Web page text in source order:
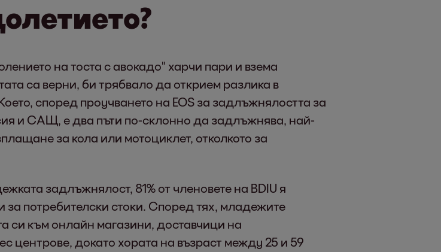
на тоста с авокадо" харчи пари и взема
са верни, би трябвало да открием разлика в
според проучването на EOS за задлъжнялостта за
и САЩ, е два пъти по-склонно да задлъжнява, най-
за кола или мотоциклет, отколкото за
задлъжнялост, 81% от членовете на BDIU я
за потребителски стоки. Според тях, младежите
си към онлайн магазини, доставчици на
центрове, докато хората на възраст между 25 и 59